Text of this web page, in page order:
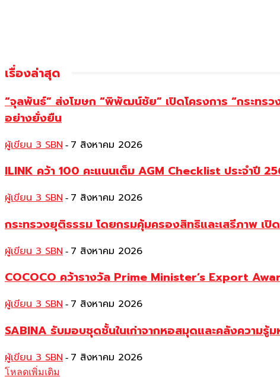
เรื่องล่าสุด
“จุลพันธ์” ส่งโฆษก “พิพัฒน์ชัย” เปิดโครงการ “กระทรว
อย่างยั่งยืน
ผู้เขียน 3 SBN - 7 สิงหาคม 2026
ILINK คว้า 100 คะแนนเต็ม AGM Checklist ประจำปี
ผู้เขียน 3 SBN - 7 สิงหาคม 2026
กระทรวงยุติธรรม โดยกรมคุ้มครองสิทธิและเสรีภาพ เ
ผู้เขียน 3 SBN - 7 สิงหาคม 2026
COCOCO คว้ารางวัล Prime Minister’s Export
ผู้เขียน 3 SBN - 7 สิงหาคม 2026
SABINA รับมอบชุดชั้นในเก่าจากหอสมุดและคลังความรู้
ผู้เขียน 3 SBN - 7 สิงหาคม 2026
โหลดเพิ่มเติม